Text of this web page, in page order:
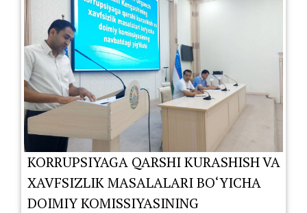
KORRUPSIYAGA QARSHI KURASHISH VA
XAVFSIZLIK MASALALARI BO‘YICHA
DOIMIY KOMISSIYASINING